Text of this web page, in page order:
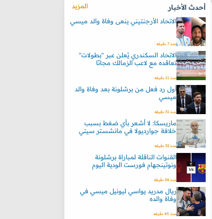
أحدث الأخبار
المزيد
الاتحاد الأرجنتيني ينعى وفاة والد ميسي
منذ 7 دقيقه
الاتحاد السكندري يُعلن عبر "بطولات"
تعاقده مع لاعب الزمالك مجانًا
منذ 11 دقيقه
أول رد فعل من برشلونة بعد وفاة والد
ميسي
منذ 31 دقيقه
ماريسكا: لا أشعر بأي ضغط بسبب
خلافة جوارديولا في مانشستر سيتي
منذ 32 دقيقه
القنوات الناقلة لمباراة برشلونة
ونوتينجهام فورست الودية اليوم
منذ 34 دقيقه
ريال مدريد يواسي ليونيل ميسي في
وفاة والده
منذ 45 دقيقه